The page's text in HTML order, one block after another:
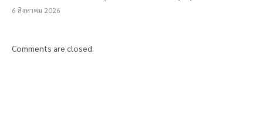
6 สิงหาคม 2026
Comments are closed.